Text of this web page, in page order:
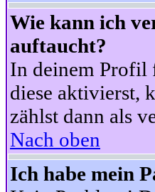
Wie kann ich
auftaucht?
In deinem Profil
diese aktivierst,
zählst dann als
Nach oben
Ich habe mein